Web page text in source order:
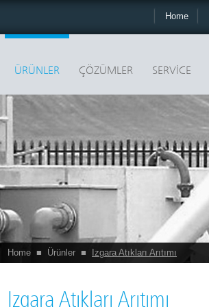
Home
ÜRÜNLER ÇÖZÜMLER SERVICE
Home ■ Ürünler ■ Izgara Atıkları Arıtımı
Izgara Atıkları Arıtımı